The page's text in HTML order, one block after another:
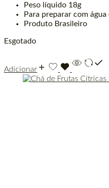
Peso líquido 18g
Para preparar com
Produto Brasileiro
Esgotado
Adicionar